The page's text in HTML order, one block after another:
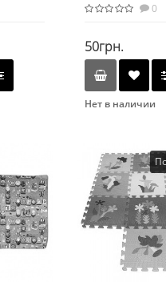
0
50грн.
Нет в наличии
Возраст
От 2-х лет